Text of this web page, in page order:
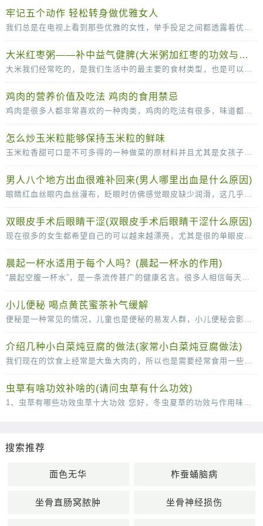
牢记五个动作 轻松转身做优雅女人
我们总是在电视上看到那些优雅的女性，举手投足之间都透露着优雅。其实，漂亮的女人不单单是脸蛋长得漂亮，拥有一个完美的身材，更要有气质，而气质并不是一天两天就可以培养出来的，需
大米红枣粥——补中益气健脾(大米粥加红枣的功效与作用)
大米我们经常吃的，是我们生活中的最主要的食材类型，也是可以补充丰富的碳水化合物的重要的来源。大米和红枣搭配煮粥的话可以有滋补气血的作用，红枣可以补血，而且还可以补铁的哦
鸡肉的营养价值及吃法 鸡肉的食用禁忌
鸡肉是很多人都非常喜欢的一种肉类，鸡肉的吃法有很多，味道都很可口，鸡肉的脂肪含量比较低，常吃也没那么容易长胖，营养价值很高。鸡肉的营养价值及吃法多吃鸡肉，有助于抗冻防病，而且
怎么炒玉米粒能够保持玉米粒的鲜味
玉米粒香甜可口是不可多得的一种做菜的原材料并且尤其是女孩子是很喜欢吃玉米粒的因为玉米粒味道香甜，但是当我们自己尝试着去做玉米粒的时候就会发现其实很多时候我们做的玉
男人八个地方出血很难补回来(男人哪里出血是什么原因)
眼睛红血丝眼内血丝漫布，眨眼时仿佛感觉眼皮缺少润滑，这几乎可以确定眼睛已经感染了。这时应停止视物，敷上一条冷毛巾，稍事缓解，同时涂一些消炎眼膏。切记不能揉眼睛，因为手是脏的
双眼皮手术后眼睛干涩(双眼皮手术后眼睛干涩什么原因)
现在很多的女生都希望自己的可以越来越漂亮，尤其是很的单眼皮女生更是喜欢双眼皮，所以很多人都会选择通过做双眼皮手术的方法变成双眼皮。很多女生在做了双眼皮手术之后，会感觉
晨起一杯水适用于每个人吗？(晨起一杯水的作用)
“晨起空腹一杯水”，是一条流传甚广的健康名言。很多人相信每天的这杯水，可以清肠胃、排毒养颜、稀释血液，甚至还可以减少疾病的发生。那么，晨起一杯水适用于每个人吗？不是的。从
小儿便秘 喝点黄芪蜜茶补气缓解
便秘是一种常见的情况，儿童也是便秘的易发人群，小儿便秘会影响到身心的健康发育，所以小儿出现便秘的时候一定要及时的调理。下面中医就为父母们介绍几款辅助治疗便秘的食疗方，快
介绍几种小白菜炖豆腐的做法(家常小白菜炖豆腐做法)
我们现在的饮食上经常是大鱼大肉的，所以也是需要经常食用一些小清新的菜肴来很好的改善我们的肠胃的，说到这里，口味清淡的小白菜炖豆腐就是我们不得不说的一道菜了，这道菜虽然说
虫草有啥功效补啥的(请问虫草有什么功效)
1、虫草有哪些功效虫草十大功效 您好，冬虫夏草的功效与作用味甘，性平。能补肾壮阳，补肺平喘，止血化痰。用于肾虚阳痿，遗精，头昏耳鸣；肺虚或肺肾两虚，喘咳短气，或咳血；体虚自汗，畏风。1
搜索推荐
面色无华 柞蚕蛹脑病
坐骨直肠窝脓肿 坐骨神经损伤